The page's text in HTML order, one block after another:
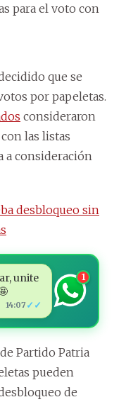
para el voto con
que se
por papeletas.
consideraron
las listas
a consideración
desbloqueo sin
unite
14:07 ✓✓
1
Partido Patria
pueden
de